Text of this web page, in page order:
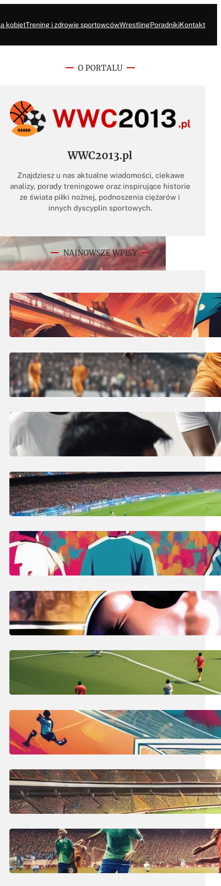
kobietTrening i zdrowie sportowcówWrestlingPoradnikiKontakt
O PORTALU
WWC2013.pl
Znajdziesz u nas aktualne wiadomości, ciekawe
analizy, porady treningowe oraz inspirujące historie
ze świata piłki nożnej, podnoszenia ciężarów i
innych dyscyplin sportowych.
NAJNOWSZE WPISY
11 lipca, 2025
Derby co to? Encyklopedia derbów
piłkarskich – słownik pojęć!
10 lipca, 2025
Środkowy obrońca w piłce nożnej:
stoper – kluczowy defensor!
10 lipca, 2025
Ile trwa przerwa w piłce nożnej?
Czas gry i rzeczywisty czas
trwania meczu!
9 lipca, 2025
Visca Barca co to znaczy?
Katalońskie hasło kibica FC
Barcelona!
9 lipca, 2025
Ile zmian w meczu piłkarskim?
Liczba i zasady na Euro 2024!
8 lipca, 2025
Cody Rhodes: Szczegóły zwrotu
The American Nightmare do WWE
Raw!
Co to jest spalony w piłce nożnej?
Definicja spalonego!
7 lipca, 2025
Wymiary bramki piłkarskiej:
profesjonalny rozmiar do piłki
nożnej
6 lipca, 2025
Największy stadion na świecie:
Top 10 największych obiektów
piłkarskich!
5 lipca, 2025
Ile trwa mecz piłki nożnej? Czas
gry, przerwa i co wpływa na to?